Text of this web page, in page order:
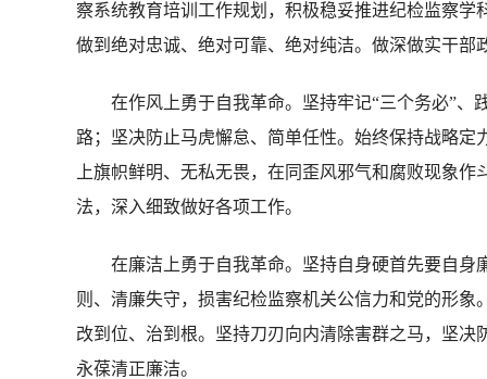
察系统教育培训工作规划，积极稳妥推进纪检监察
做到绝对忠诚、绝对可靠、绝对纯洁。做深做实干
在作风上勇于自我革命。坚持牢记“三个务必”、践
路；坚决防止马虎懈怠、简单任性。始终保持战略
上旗帜鲜明、无私无畏，在同歪风邪气和腐败现象
法，深入细致做好各项工作。
在廉洁上勇于自我革命。坚持自身硬首先要自身
则、清廉失守，损害纪检监察机关公信力和党的形
改到位、治到根。坚持刀刃向内清除害群之马，坚
永葆清正廉洁。